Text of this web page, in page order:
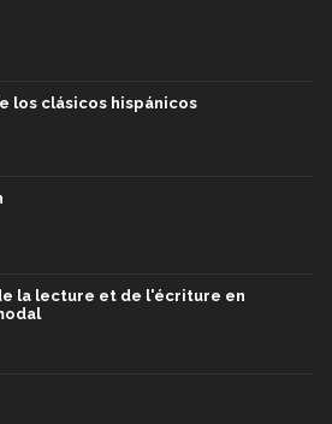
los clásicos hispánicos
la lecture et de l'écriture en